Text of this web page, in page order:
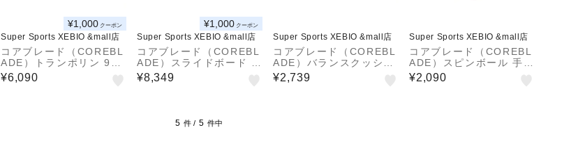
¥1,000 クーポン
Super Sports XEBIO &mall店
コアブレード（COREBL
ADE）トランポリン 90c
m 耐荷重110kg 自宅 室
内 あそび フィットネス
¥6,090
¥1,000 クーポン
Super Sports XEBIO &mall店
コアブレード（COREBL
ADE）スライドボード 8
41CB7GW-9087
¥8,349
Super Sports XEBIO &mall店
コアブレード（COREBL
ADE）バランスクッショ
ン バランスディスク 84
1CB6HI 6881SAX ダイ
¥2,739
Super Sports XEBIO &mall店
コアブレード（COREBL
ADE）スピンボール 手首
841CB6HI 7014 BLK
ブラック
¥2,090
5 件 / 5 件中